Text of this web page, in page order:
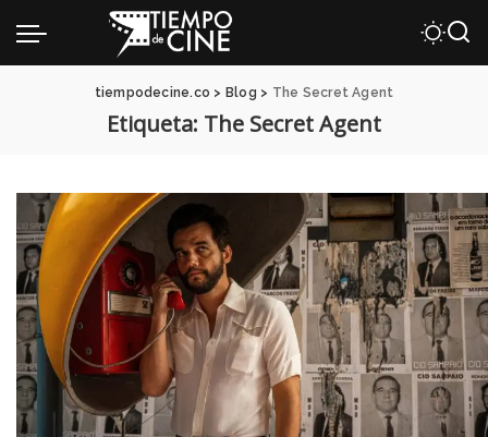
tiempodecine.co > Blog > The Secret Agent
Etiqueta: The Secret Agent